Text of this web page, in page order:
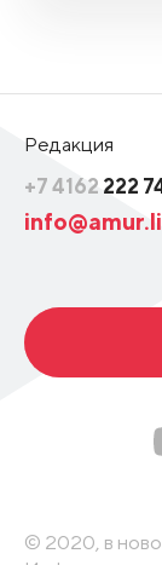
Редакция
+7 4162 222
© 2020, в